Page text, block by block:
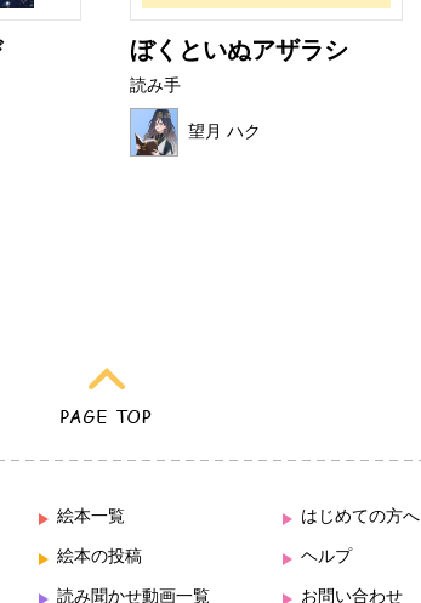
ぼくといぬアザラシ
読み手
望月 ハク
絵本一覧
絵本の投稿
読み聞かせ動画一覧
はじめての方へ
ヘルプ
お問い合わせ